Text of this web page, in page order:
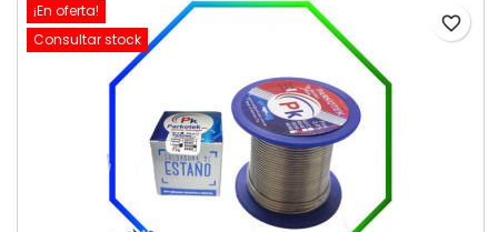
¡En oferta!
Consultar stock
favorite_border